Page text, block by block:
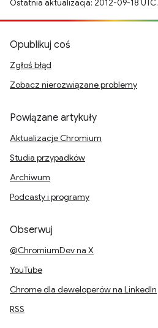
Ostatnia aktualizacja: 2012-09-18 UTC.
Opublikuj coś
Zgłoś błąd
Zobacz nierozwiązane problemy
Powiązane artykuły
Aktualizacje Chromium
Studia przypadków
Archiwum
Podcasty i programy
Obserwuj
@ChromiumDev na X
YouTube
Chrome dla deweloperów na LinkedIn
RSS